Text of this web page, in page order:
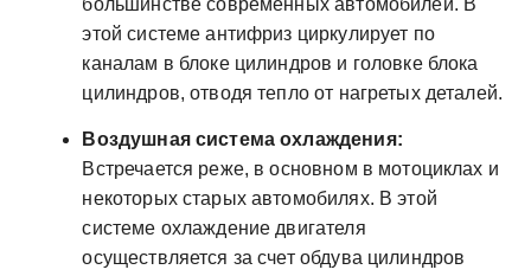
большинстве современных автомобилей. В
этой системе антифриз циркулирует по
каналам в блоке цилиндров и головке блока
цилиндров, отводя тепло от нагретых деталей.
Воздушная система охлаждения:
Встречается реже, в основном в мотоциклах и
некоторых старых автомобилях. В этой
системе охлаждение двигателя
осуществляется за счет обдува цилиндров